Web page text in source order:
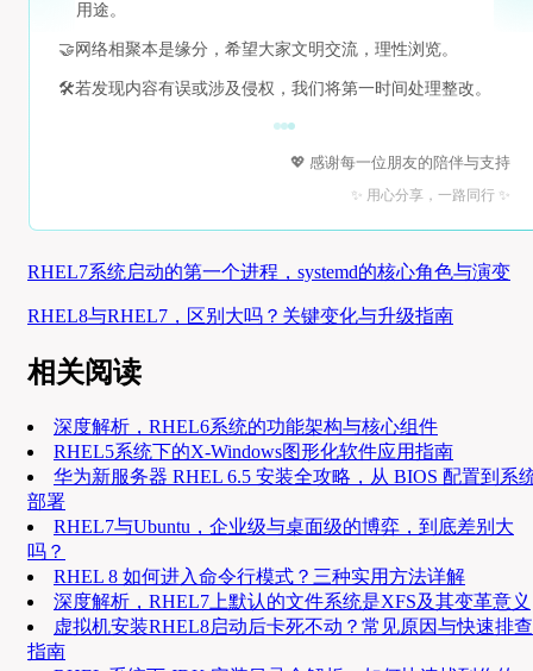
用途。
🤝 网络相聚本是缘分，希望大家文明交流，理性浏览。
🛠️若发现内容有误或涉及侵权，我们将第一时间处理整改。
💖 感谢每一位朋友的陪伴与支持
✨ 用心分享，一路同行 ✨
RHEL7系统启动的第一个进程，systemd的核心角色与演变
RHEL8与RHEL7，区别大吗？关键变化与升级指南
相关阅读
深度解析，RHEL6系统的功能架构与核心组件
RHEL5系统下的X-Windows图形化软件应用指南
华为新服务器 RHEL 6.5 安装全攻略，从 BIOS 配置到系
部署
RHEL7与Ubuntu，企业级与桌面级的博弈，到底差别大
吗？
RHEL 8 如何进入命令行模式？三种实用方法详解
深度解析，RHEL7上默认的文件系统是XFS及其变革意义
虚拟机安装RHEL8启动后卡死不动？常见原因与快速排查
指南